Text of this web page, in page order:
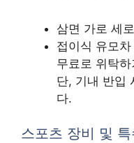
삼면 가로 세
접이식 유모
무료로 위탁
단, 기내 반입
다.
스포츠 장비 및